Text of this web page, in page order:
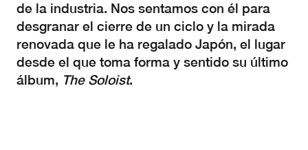
de la industria. Nos sentamos con él para
desgranar el cierre de un ciclo y la mirada
renovada que le ha regalado Japón, el lugar
desde el que toma forma y sentido su último
álbum, The Soloist.